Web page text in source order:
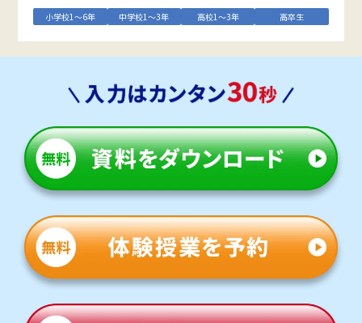
小学校1～6年 中学校1～3年 高校1～3年 高卒生